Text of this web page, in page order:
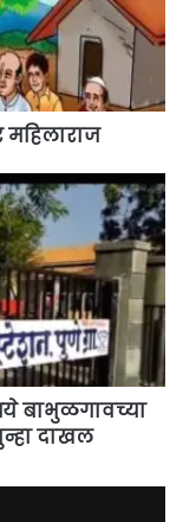
महिलाराज
बाभुळगावच्या
दाखल